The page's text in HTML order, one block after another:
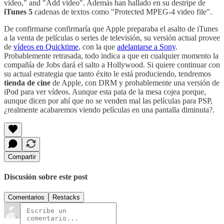
video," and "Add video". Además han hallado en su destripe de
iTunes 5 cadenas de textos como "Protected MPEG-4 video file".
De confirmarse confirmaría que Apple preparaba el asalto de iTunes
a la venta de películas o series de televisión, su versión actual provee
de vídeos en Quicktime, con la que adelantarse a Sony.
Probablemente retrasada, todo indica a que en cualquier momento la
compañía de Jobs dará el salto a Hollywood. Si quiere continuar con
su actual estrategia que tanto éxito le está produciendo, tendremos
tienda de cine de Apple, con DRM y probablemente una versión de
iPod para ver vídeos. Aunque esta pata de la mesa cojea porque,
aunque dicen por ahí que no se venden mal las películas para PSP,
¿realmente acabaremos viendo películas en una pantalla diminuta?.
Compartir
Discusión sobre este post
Comentarios Restacks